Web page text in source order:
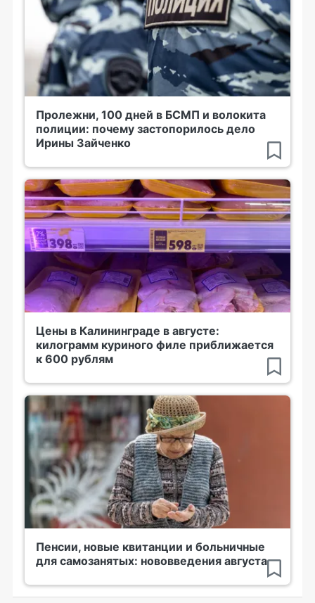
Пролежни, 100 дней в БСМП и волокита
полиции: почему застопорилось дело
Ирины Зайченко
Цены в Калининграде в августе:
килограмм куриного филе приближается
к 600 рублям
Пенсии, новые квитанции и больничные
для самозанятых: нововведения августа